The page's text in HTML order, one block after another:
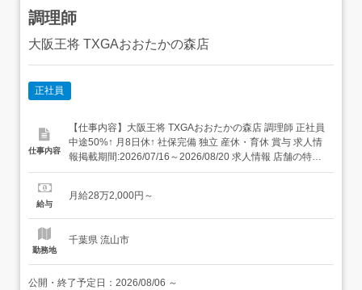
調理師
大阪王将 TXGAおおたかの森店
正社員
仕事内容
【仕事内容】大阪王将 TXGAおおたかの森店 調理師 正社員
中途50%↑ 月8日休↑ 社保完備 独立 産休・育休 賞与 求人情
報掲載期間:2026/07/16～2026/08/20 求人情報 店舗の特徴
盤石経営の街中華 住 所 千葉県 流山市 おおたかの森北1—1
徒歩3分東武野田線「流山おお...
給与
月給28万2,000円～
勤務地
千葉県 流山市
公開・終了予定日： 2026/08/06 ～